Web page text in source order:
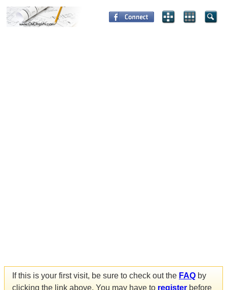
If this is your first visit, be sure to check out the FAQ by
clicking the link above. You may have to register before